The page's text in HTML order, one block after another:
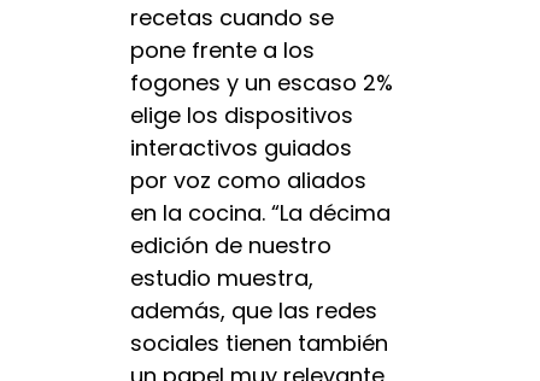
recetas cuando se
pone frente a los
fogones y un escaso 2%
elige los dispositivos
interactivos guiados
por voz como aliados
en la cocina. “La décima
edición de nuestro
estudio muestra,
además, que las redes
sociales tienen también